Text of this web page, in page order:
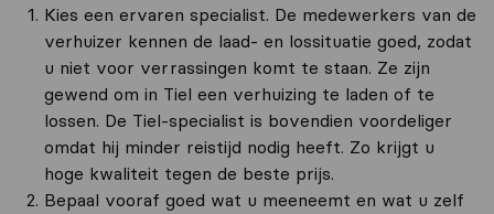
Kies een ervaren specialist. De medewerkers van de
verhuizer kennen de laad- en lossituatie goed, zodat
u niet voor verrassingen komt te staan. Ze zijn
gewend om in Tiel een verhuizing te laden of te
lossen. De Tiel-specialist is bovendien voordeliger
omdat hij minder reistijd nodig heeft. Zo krijgt u
hoge kwaliteit tegen de beste prijs.
Bepaal vooraf goed wat u meeneemt en wat u zelf